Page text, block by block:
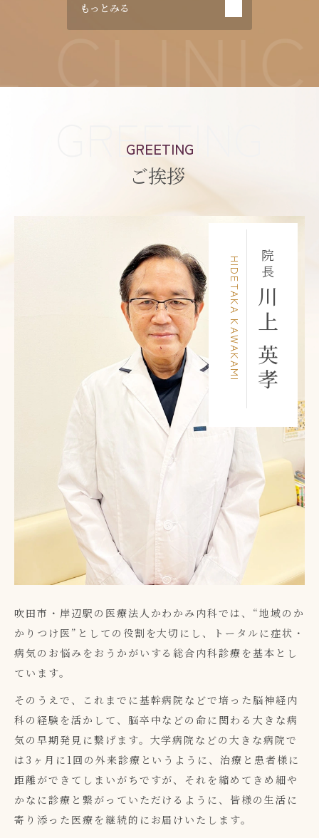
もっとみる
GREETING
GREETING
ご挨拶
HIDETAKA KAWAKAMI 院長
川上 英孝
吹田市・岸辺駅の医療法人かわかみ内科では、“地域のか
かりつけ医”としての役割を大切にし、トータルに症状・
病気のお悩みをおうかがいする総合内科診療を基本とし
ています。
そのうえで、これまでに基幹病院などで培った脳神経内
科の経験を活かして、脳卒中などの命に関わる大きな病
気の早期発見に繋げます。大学病院などの大きな病院で
は3ヶ月に1回の外来診療というように、治療と患者様に
距離ができてしまいがちですが、それを縮めてきめ細や
かなに診療と繋がっていただけるように、皆様の生活に
寄り添った医療を継続的にお届けいたします。